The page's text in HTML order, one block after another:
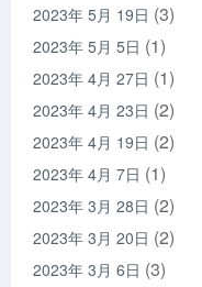
2023年 5月 19日 (3)
2023年 5月 5日 (1)
2023年 4月 27日 (1)
2023年 4月 23日 (2)
2023年 4月 19日 (2)
2023年 4月 7日 (1)
2023年 3月 28日 (2)
2023年 3月 20日 (2)
2023年 3月 6日 (3)